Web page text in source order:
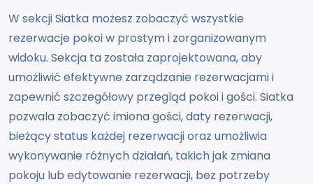
W sekcji Siatka możesz zobaczyć wszystkie
rezerwacje pokoi w prostym i zorganizowanym
widoku. Sekcja ta została zaprojektowana, aby
umożliwić efektywne zarządzanie rezerwacjami i
zapewnić szczegółowy przegląd pokoi i gości. Siatka
pozwala zobaczyć imiona gości, daty rezerwacji,
bieżący status każdej rezerwacji oraz umożliwia
wykonywanie różnych działań, takich jak zmiana
pokoju lub edytowanie rezerwacji, bez potrzeby